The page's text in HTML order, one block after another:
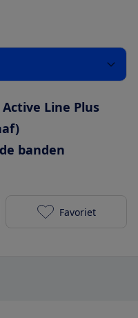
Active Line Plus
banden
Trek
Favoriet